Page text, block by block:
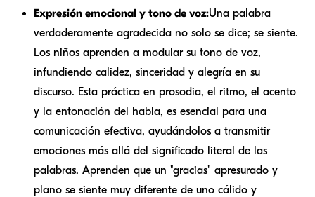
Expresión emocional y tono de voz:Una palabra
verdaderamente agradecida no solo se dice; se siente.
Los niños aprenden a modular su tono de voz,
infundiendo calidez, sinceridad y alegría en su
discurso. Esta práctica en prosodia, el ritmo, el acento
y la entonación del habla, es esencial para una
comunicación efectiva, ayudándolos a transmitir
emociones más allá del significado literal de las
palabras. Aprenden que un "gracias" apresurado y
plano se siente muy diferente de uno cálido y